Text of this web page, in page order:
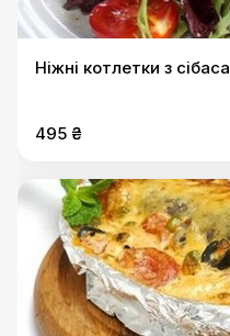
Ніжні котлетки з сібаса
495 ₴